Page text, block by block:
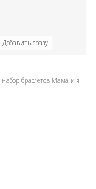
Добавить сразу
браслетов Мама и я